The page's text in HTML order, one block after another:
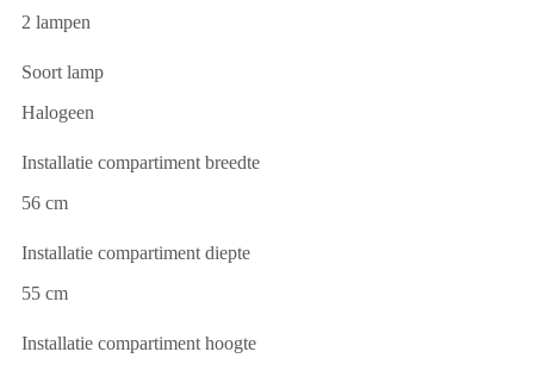
2 lampen
Soort lamp
Halogeen
Installatie compartiment breedte
56 cm
Installatie compartiment diepte
55 cm
Installatie compartiment hoogte